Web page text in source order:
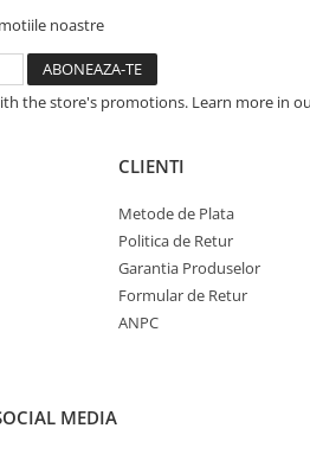
noastre
the store's promotions. Learn more in
CLIENTI
Metode de Plata
Politica de Retur
Garantia Produselor
Formular de Retur
ANPC
MEDIA